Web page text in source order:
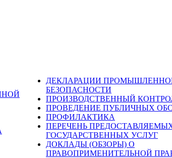
ДЕКЛАРАЦИИ
БЕЗОПАСНОСТИ
ПРОИЗВОДСТВЕННЫЙ
ПРОВЕДЕНИЕ ПУБЛИЧНЫХ
ПРОФИЛАКТИКА
ПЕРЕЧЕНЬ
ГОСУДАРСТВЕННЫХ УСЛУГ
ДОКЛАДЫ (ОБЗОРЫ) О
ПРАВОПРИМЕНИТЕЛЬНОЙ